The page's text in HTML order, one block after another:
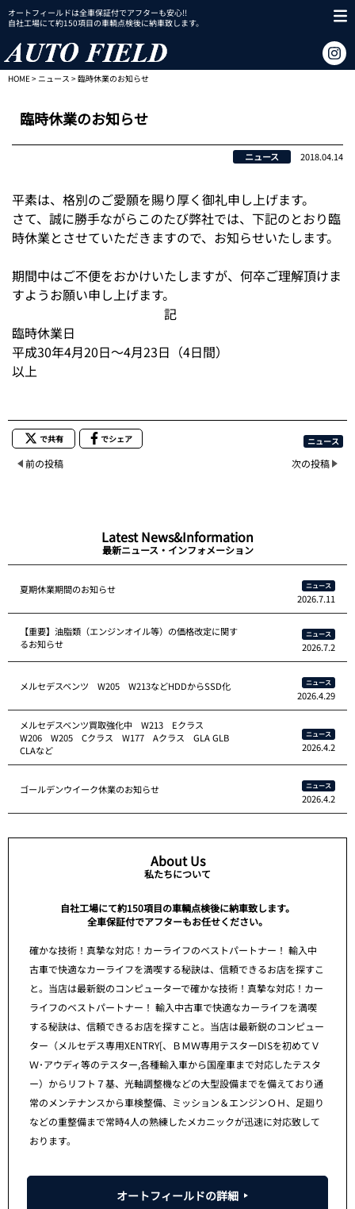
オートフィールドは全車保証付でアフターも安心!!
自社工場にて約150項目の車輌点検後に納車致します。
HOME> ニュース > 臨時休業のお知らせ
臨時休業のお知らせ
ニュース 2018.04.14
平素は、格別のご愛願を賜り厚く御礼申し上げます。
さて、誠に勝手ながらこのたび弊社では、下記のとおり臨
時休業とさせていただきますので、お知らせいたします。
期間中はご不便をおかけいたしますが、何卒ご理解頂けま
すようお願い申し上げます。
記
臨時休業日
平成30年4月20日～4月23日（4日間）
以上
で共有 でシェア ニュース
前の投稿 次の投稿
Latest News&Information
最新ニュース・インフォメーション
夏期休業期間のお知らせ ニュース
2026.7.11
【重要】油脂類（エンジンオイル等）の価格改定に関す
るお知らせ
ニュース
2026.7.2
メルセデスベンツ W205 W213などHDDからSSD化 ニュース
2026.4.29
メルセデスベンツ買取強化中 W213 Eクラス
W206 W205 Cクラス W177 Aクラス GLA GLB
CLAなど
ニュース
2026.4.2
ゴールデンウイーク休業のお知らせ ニュース
2026.4.2
About Us
私たちについて
自社工場にて約150項目の車輌点検後に納車致します。
全車保証付でアフターもお任せください。
確かな技術！真摯な対応！カーライフのベストパートナー！ 輸入中
古車で快適なカーライフを満喫する秘訣は、信頼できるお店を探すこ
と。当店は最新鋭のコンピューターで確かな技術！真摯な対応！カー
ライフのベストパートナー！ 輸入中古車で快適なカーライフを満喫
する秘訣は、信頼できるお店を探すこと。当店は最新鋭のコンピュー
ター（メルセデス専用XENTRY[、ＢＭＷ専用テスターDISを初めてＶ
Ｗ･アウディ等のテスター,各種輸入車から国産車まで対応したテスタ
ー）からリフト７基、光軸調整機などの大型設備までを備えており通
常のメンテナンスから車検整備、ミッション＆エンジンＯＨ、足廻り
などの重整備まで常時4人の熟練したメカニックが迅速に対応致して
おります。
オートフィールドの詳細